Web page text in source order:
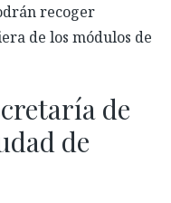
recoger
de los módulos de
de
de